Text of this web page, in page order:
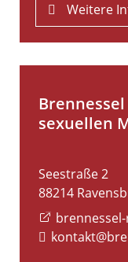
Weitere
sexuellen
Seestraße 2
88214